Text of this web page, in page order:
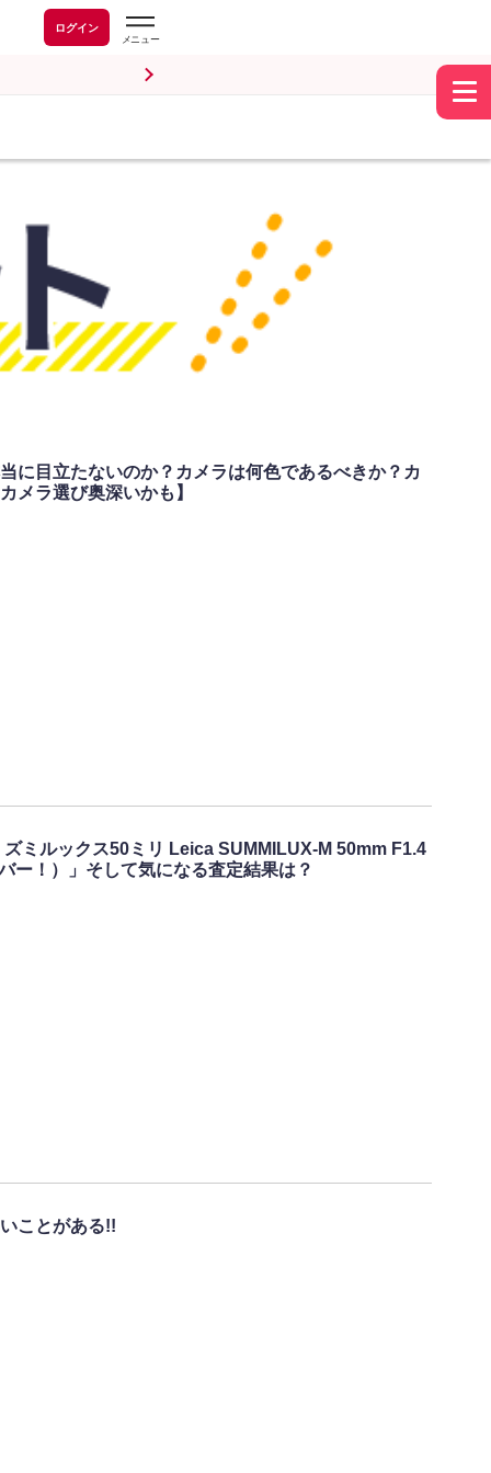
ログイン
に目立たないのか？カメラは何色であるべきか？カ
メラ選び奥深いかも】
ズミルックス50ミリ Leica SUMMILUX-M 50mm F1.4
ー！）」そして気になる査定結果は？
ことがある!!